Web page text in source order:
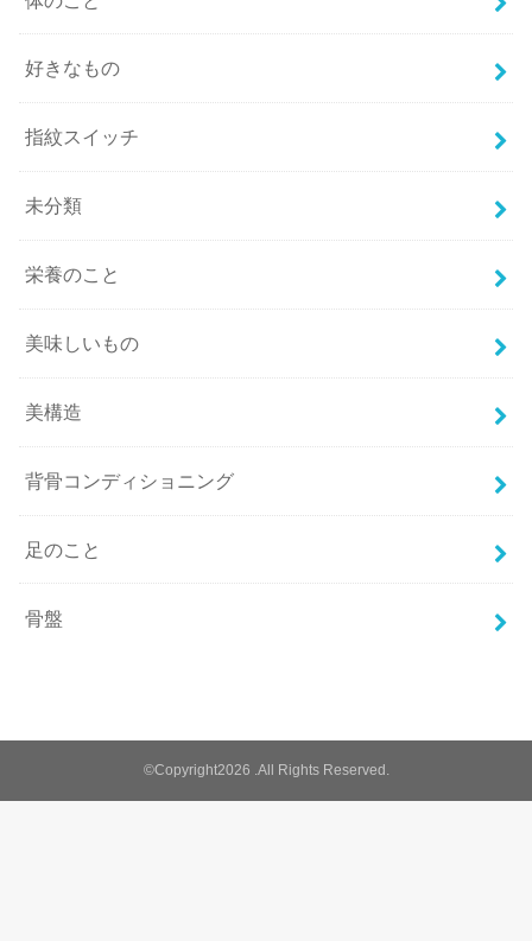
好きなもの
指紋スイッチ
未分類
栄養のこと
美味しいもの
美構造
背骨コンディショニング
足のこと
骨盤
©Copyright2026 .All Rights Reserved.